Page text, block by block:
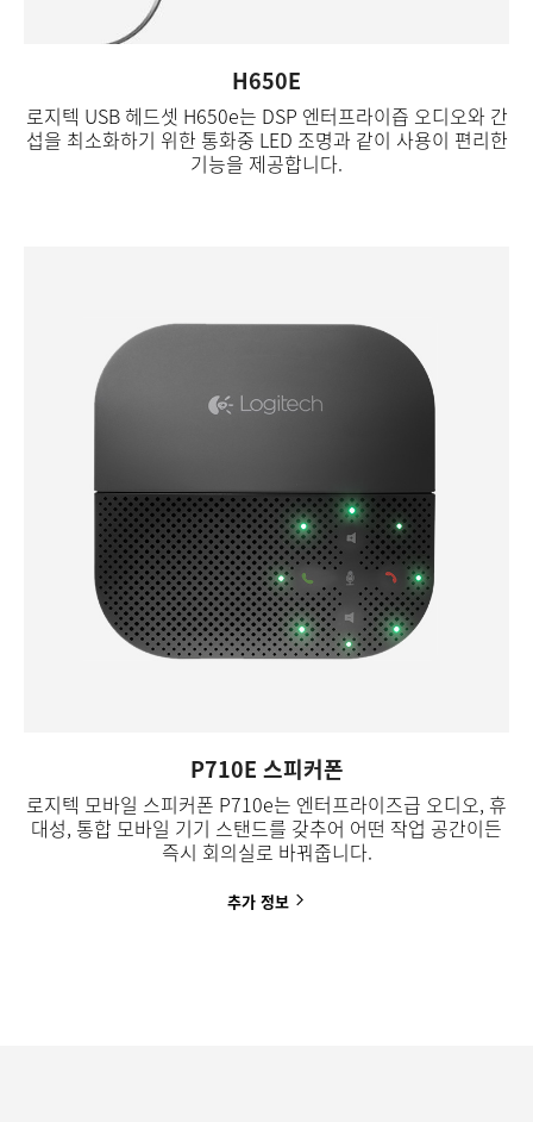
H650E
로지텍 USB 헤드셋 H650e는 DSP 엔터프라이즙 오디오와 간
섭을 최소화하기 위한 통화중 LED 조명과 같이 사용이 편리한
기능을 제공합니다.
P710E 스피커폰
로지텍 모바일 스피커폰 P710e는 엔터프라이즈급 오디오, 휴
대성, 통합 모바일 기기 스탠드를 갖추어 어떤 작업 공간이든
즉시 회의실로 바꿔줍니다.
추가 정보